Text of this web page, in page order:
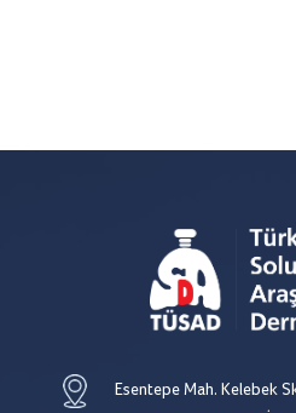
Esentepe Mah. Kelebek